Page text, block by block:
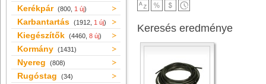
Kerékpár (800, 1 új)
Karbantartás (1912, 1 új)
Kiegészítők (4460, 8 új)
Kormány (1431)
Nyereg (808)
Rugóstag (34)
Keresés eredménye